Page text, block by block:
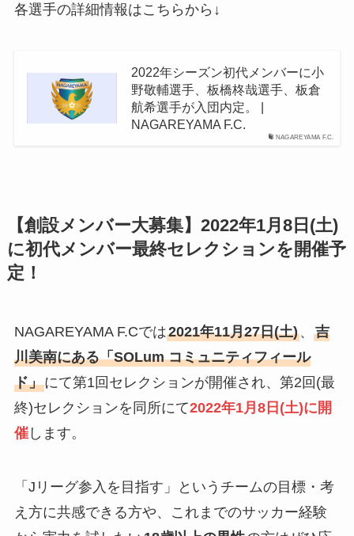
各選手の詳細情報はこちらから↓
NAGAREYAMA F.C.
2022年シーズン初代メンバーに小
野敬輔選手、板橋柊哉選手、板倉
航希選手が入団内定。 |
NAGAREYAMA F.C.
【創設メンバー大募集】2022年1月8日(土)
に初代メンバー最終セレクションを開催予
定！
NAGAREYAMA F.Cでは2021年11月27日(土)、 吉
川美南にある「SOLum コミュニティフィール
ド」にて第1回セレクションが開催され、第2回(最
終)セレクションを同所にて2022年1月8日(土)に開
催します。
「Jリーグ参入を目指す」というチームの目標・考
え方に共感できる方や、これまでのサッカー経験